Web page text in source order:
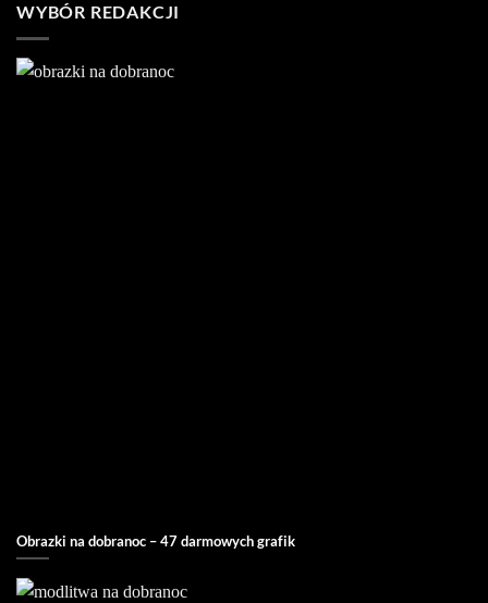
WYBÓR REDAKCJI
Obrazki na dobranoc – 47 darmowych grafik